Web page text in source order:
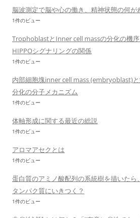
脳波測定で脳や心の働き、精神状態の何が
1件のビュー
TrophoblastとInner cell massの分化の機序
HIPPOシグナリングの関係
1件のビュー
内部細胞塊inner cell mass (embryoblast)
分化の分子メカニズム
1件のビュー
体軸形成に関する最近の総説
1件のビュー
アロマアセクとは
1件のビュー
蛋白質のアミノ酸配列の系統樹を描いた
タンパク質にいきつく？
1件のビュー